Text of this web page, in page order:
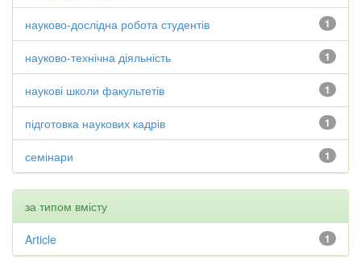
1
науково-дослідна робота студентів
1
науково-технічна діяльність
1
наукові школи факультетів
1
підготовка наукових кадрів
1
семінари
за типом вмісту
1
Article